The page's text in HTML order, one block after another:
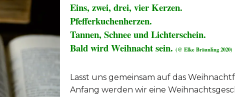
Eins, zwei, drei, vier Kerzen.
Pfefferkuchenherzen.
Tannen, Schnee und Lichterschein.
Bald wird Weihnacht sein. (@ Elke Bräunling 2020)
Lasst uns gemeinsam auf das
Anfang werden wir eine